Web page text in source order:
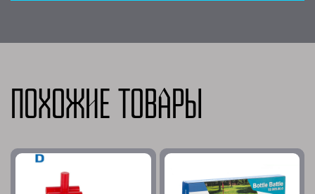
Похожие товары